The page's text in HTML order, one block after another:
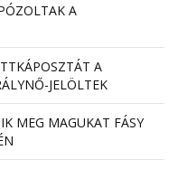
A
A
JELÖLTEK
MEG MAGUKAT FÁSY